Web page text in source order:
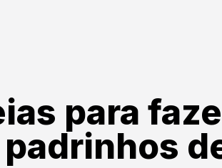
para
padrinhos